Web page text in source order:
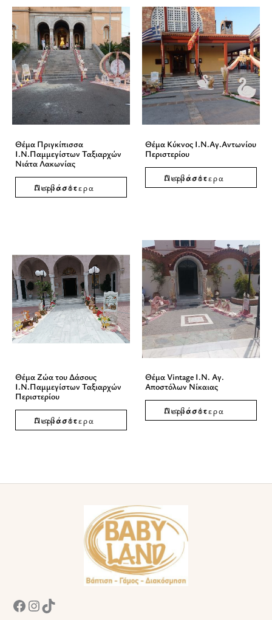
Θέμα Πριγκίπισσα
Ι.Ν.Παμμεγίστων Ταξιαρχών
Νιάτα Λακωνίας
Διαβάστε Περισσότερα
Θέμα Κύκνος Ι.Ν.Αγ.Αντωνίου
Περιστερίου
Διαβάστε Περισσότερα
Θέμα Ζώα του Δάσους
Ι.Ν.Παμμεγίστων Ταξιαρχών
Περιστερίου
Διαβάστε Περισσότερα
Θέμα Vintage Ι.Ν. Αγ.
Αποστόλων Νίκαιας
Διαβάστε Περισσότερα